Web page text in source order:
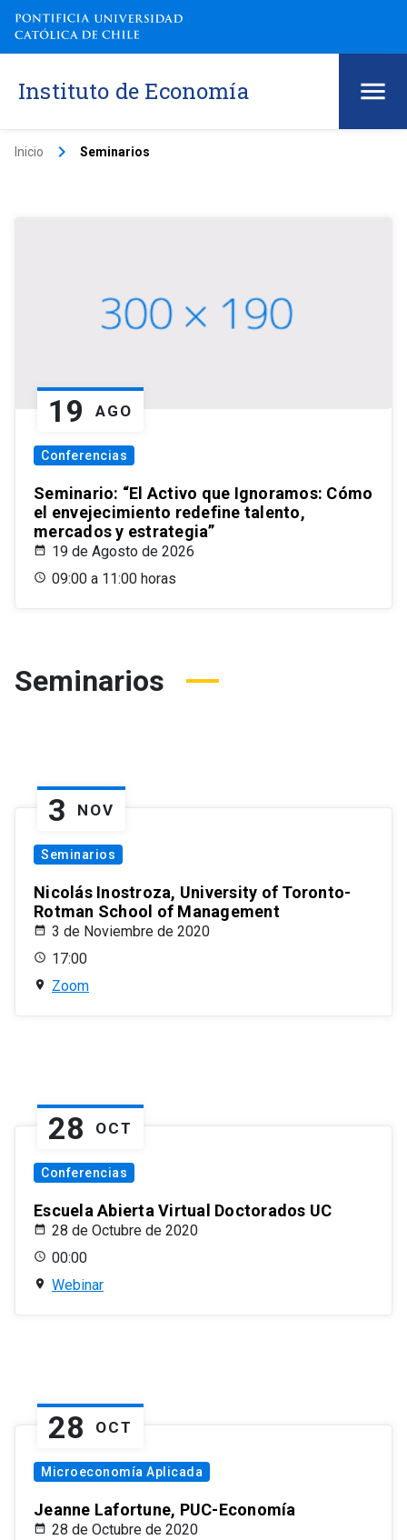
Instituto de Economía
Inicio keyboard_arrow_right Seminarios
19 AGO
Conferencias
Seminario: “El Activo que Ignoramos: Cómo
el envejecimiento redefine talento,
mercados y estrategia”
19 de Agosto de 2026
09:00 a 11:00 horas
Seminarios
3 NOV
Seminarios
Nicolás Inostroza, University of Toronto-
Rotman School of Management
3 de Noviembre de 2020
17:00
Zoom
28 OCT
Conferencias
Escuela Abierta Virtual Doctorados UC
28 de Octubre de 2020
00:00
Webinar
28 OCT
Microeconomía Aplicada
Jeanne Lafortune, PUC-Economía
28 de Octubre de 2020